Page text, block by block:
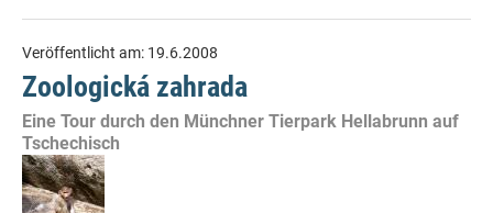
Veröffentlicht am: 19.6.2008
Zoologická zahrada
Eine Tour durch den Münchner Tierpark Hellabrunn auf
Tschechisch